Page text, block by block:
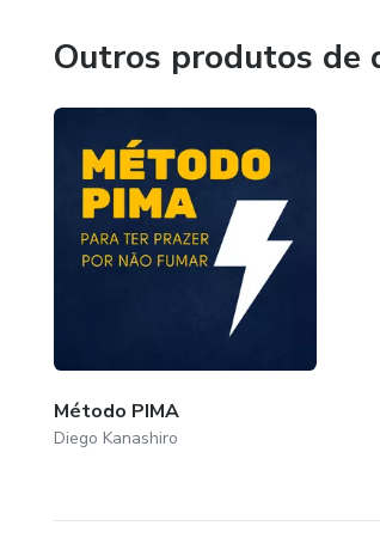
Outros produtos de
Método PIMA
Diego Kanashiro